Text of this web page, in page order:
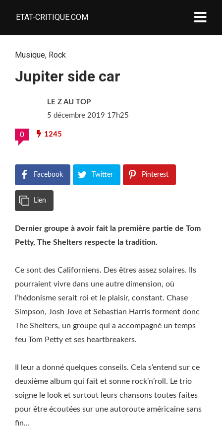
ETAT-CRITIQUE.COM
Musique, Rock
Jupiter side car
LE Z AU TOP
5 décembre 2019 17h25
0 1245
Facebook Twitter Pinterest
Lien
Dernier groupe à avoir fait la première partie de Tom
Petty, The Shelters respecte la tradition.
Ce sont des Californiens. Des êtres assez solaires. Ils
pourraient vivre dans une autre dimension, où
l’hédonisme serait roi et le plaisir, constant. Chase
Simpson, Josh Jove et Sebastian Harris forment donc
The Shelters, un groupe qui a accompagné un temps
feu Tom Petty et ses heartbreakers.
Il leur a donné quelques conseils. Cela s’entend sur ce
deuxième album qui fait et sonne rock’n’roll. Le trio
soigne le look et surtout leurs chansons toutes faites
pour être écoutées sur une autoroute américaine sans
fin…